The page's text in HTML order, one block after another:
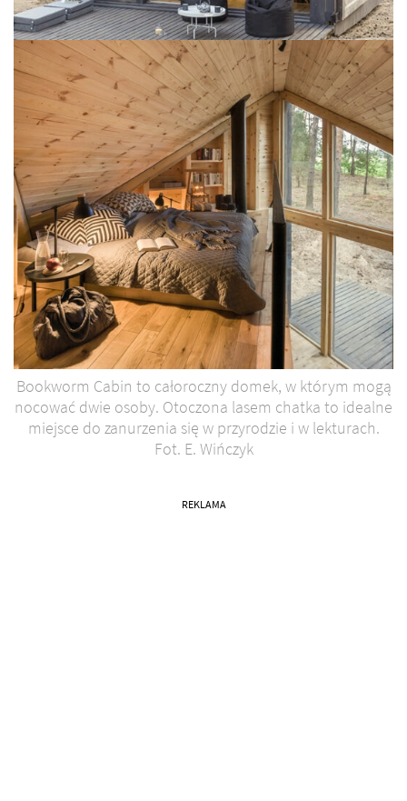
Bookworm Cabin to całoroczny domek, w którym mogą
nocować dwie osoby. Otoczona lasem chatka to idealne
miejsce do zanurzenia się w przyrodzie i w lekturach.
Fot. E. Wińczyk
REKLAMA